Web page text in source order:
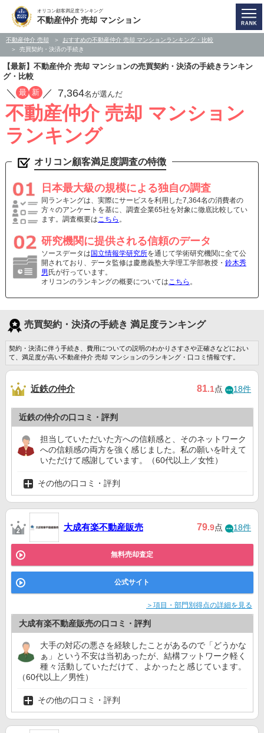
オリコン顧客満足度ランキング
不動産仲介 売却 マンション
不動産仲介 売却
おすすめの不動産仲介 売却 マンションランキング・比較
売買契約・決済の手続き
【最新】不動産仲介 売却 マンションの売買契約・決済の手続きランキン
グ・比較
／ 最 新 ／ 7,364名が選んだ
不動産仲介 売却 マンション
ランキング
オリコン顧客満足度調査の特徴
日本最大級の規模による独自の調査
同ランキングは、実際にサービスを利用した7,364名の消費者の
方々のアンケートを基に、調査企業65社を対象に徹底比較してい
ます。調査概要はこちら 。
研究機関に提供される信頼のデータ
ソースデータは 国立情報学研究所を通じて学術研究機関に全て公
開されており、データ監修は慶應義塾大学理工学部教授・ 鈴木秀
男 氏が行っています。
オリコンのランキングの概要についてはこちら 。
売買契約・決済の手続き 満足度ランキング
契約・決済に伴う手続き、費用についての説明のわかりさすさや正確さなどにおい
て、満足度が高い不動産仲介 売却 マンションのランキング・口コミ情報です。
近鉄の仲介 81.1点 18件
近鉄の仲介の口コミ・評判
担当していただいた方への信頼感と、そのネットワーク
への信頼感の両方を強く感じました。私の願いを叶えて
いただけて感謝しています。（60代以上／女性）
その他の口コミ・評判
大成有楽不動産販売 79.9点 18件
無料売却査定
公式サイト
＞項目・部門別得点の詳細を見る
大成有楽不動産販売の口コミ・評判
大手の対応の悪さを経験したことがあるので「どうかな
ぁ」という不安は当初あったが、結構フットワーク軽く
種々活動していただけて、よかったと感じています。
（60代以上／男性）
その他の口コミ・評判